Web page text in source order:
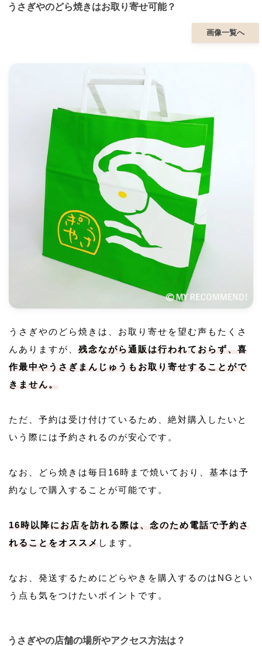
うさぎやのどら焼きはお取り寄せ可能？
画像一覧へ
うさぎやのどら焼きは、お取り寄せを望む声もたくさ
んありますが、 残念ながら通販は行われておらず、喜
作最中やうさぎまんじゅうもお取り寄せすることがで
きません。
ただ、予約は受け付けているため、絶対購入したいと
いう際には予約されるのが安心です。
なお、どら焼きは毎日16時まで焼いており、基本は予
約なしで購入することが可能です。
16時以降にお店を訪れる際は、念のため電話で予約さ
れることをオススメ します。
なお、発送するためにどらやきを購入するのはNGとい
う点も気をつけたいポイントです。
うさぎやの店舗の場所やアクセス方法は？